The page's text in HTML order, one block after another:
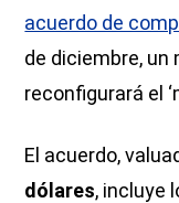
acuerdo de
de diciembre, un
reconfigurará el
El acuerdo,
dólares, incluye